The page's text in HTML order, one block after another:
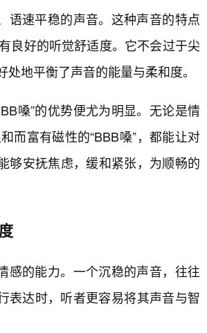
语速平稳的声音。这种声音的特点
良好的听觉舒适度。它不会过于尖
地平衡了声音的能量与柔和度。
嗓”的优势便尤为明显。无论是情
而富有磁性的“BBB嗓”，都能让对
够安抚焦虑，缓和紧张，为顺畅的
感的能力。一个沉稳的声音，往往
表达时，听者更容易将其声音与智